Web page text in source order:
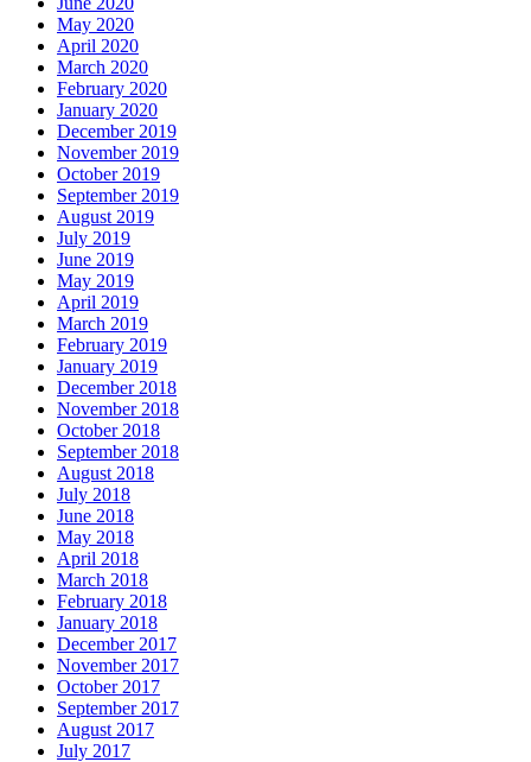
May 2020
April 2020
March 2020
February 2020
January 2020
December 2019
November 2019
October 2019
September 2019
August 2019
July 2019
June 2019
May 2019
April 2019
March 2019
February 2019
January 2019
December 2018
November 2018
October 2018
September 2018
August 2018
July 2018
June 2018
May 2018
April 2018
March 2018
February 2018
January 2018
December 2017
November 2017
October 2017
September 2017
August 2017
July 2017